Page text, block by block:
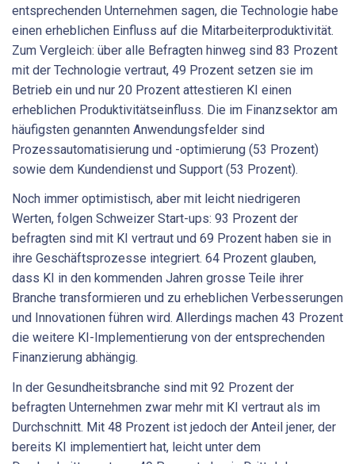
entsprechenden Unternehmen sagen, die Technologie habe
einen erheblichen Einfluss auf die Mitarbeiterproduktivität.
Zum Vergleich: über alle Befragten hinweg sind 83 Prozent
mit der Technologie vertraut, 49 Prozent setzen sie im
Betrieb ein und nur 20 Prozent attestieren KI einen
erheblichen Produktivitätseinfluss. Die im Finanzsektor am
häufigsten genannten Anwendungsfelder sind
Prozessautomatisierung und -optimierung (53 Prozent)
sowie dem Kundendienst und Support (53 Prozent).
Noch immer optimistisch, aber mit leicht niedrigeren
Werten, folgen Schweizer Start-ups: 93 Prozent der
befragten sind mit KI vertraut und 69 Prozent haben sie in
ihre Geschäftsprozesse integriert. 64 Prozent glauben,
dass KI in den kommenden Jahren grosse Teile ihrer
Branche transformieren und zu erheblichen Verbesserungen
und Innovationen führen wird. Allerdings machen 43 Prozent
die weitere KI-Implementierung von der entsprechenden
Finanzierung abhängig.
In der Gesundheitsbranche sind mit 92 Prozent der
befragten Unternehmen zwar mehr mit KI vertraut als im
Durchschnitt. Mit 48 Prozent ist jedoch der Anteil jener, der
bereits KI implementiert hat, leicht unter dem